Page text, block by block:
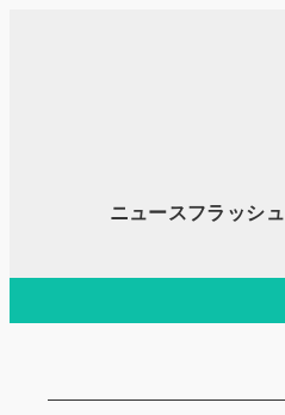
移
ニュースフラッシュ